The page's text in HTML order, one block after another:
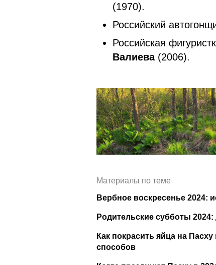
(1970).
Российский
Российская
Валиева (2006).
Материалы по теме
Вербное воскресенье 2024:
Родительские субботы
Как покрасить яйца на
способов